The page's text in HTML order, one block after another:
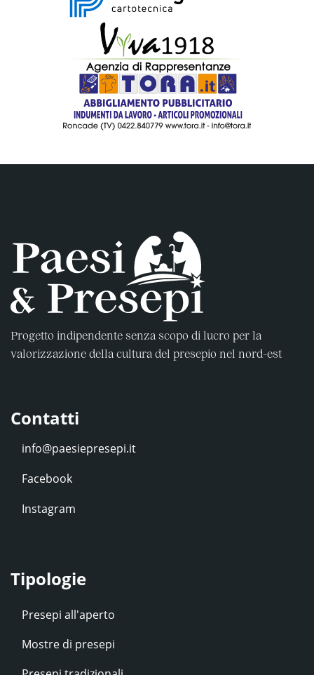
Progetto indipendente senza scopo di lucro per la
valorizzazione della cultura del presepio nel nord-est
Contatti
Facebook
Instagram
Tipologie
Presepi all'aperto
Mostre di presepi